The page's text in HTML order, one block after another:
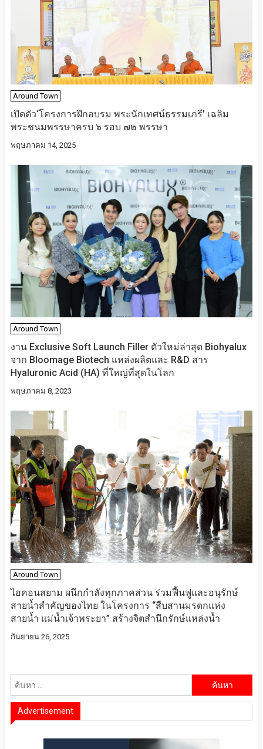
Around Town
เปิดตัว‘โครงการฝึกอบรม พระนักเทศน์ธรรมเภรี’ เฉลิม
พระชนมพรรษาครบ ๖ รอบ ๗๒ พรรษา
พฤษภาคม 14, 2025
Around Town
งาน Exclusive Soft Launch Filler ตัวใหม่ล่าสุด Biohyalux
จาก Bloomage Biotech แหล่งผลิตและ R&D สาร
Hyaluronic Acid (HA) ที่ใหญ่ที่สุดในโลก
พฤษภาคม 8, 2023
Around Town
ไอคอนสยาม ผนึกกำลังทุกภาคส่วน ร่วมฟื้นฟูและอนุรักษ์
สายน้ำสำคัญของไทย ในโครงการ “สืบสานมรดกแห่ง
สายน้ำ แม่น้ำเจ้าพระยา” สร้างจิตสำนึกรักษ์แหล่งน้ำ
กันยายน 26, 2025
สำหรับ:
Advertisement